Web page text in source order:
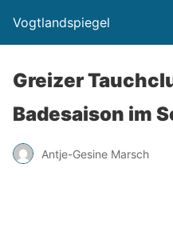
Vogtlandspiegel
Greizer
Badesaison im
Antje-Gesine Marsch